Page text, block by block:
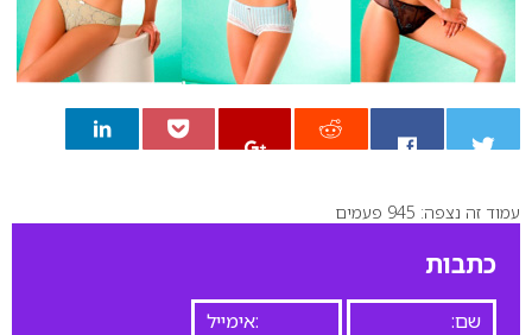
0
עמוד זה נצפה: 945 פעמים
כתבות